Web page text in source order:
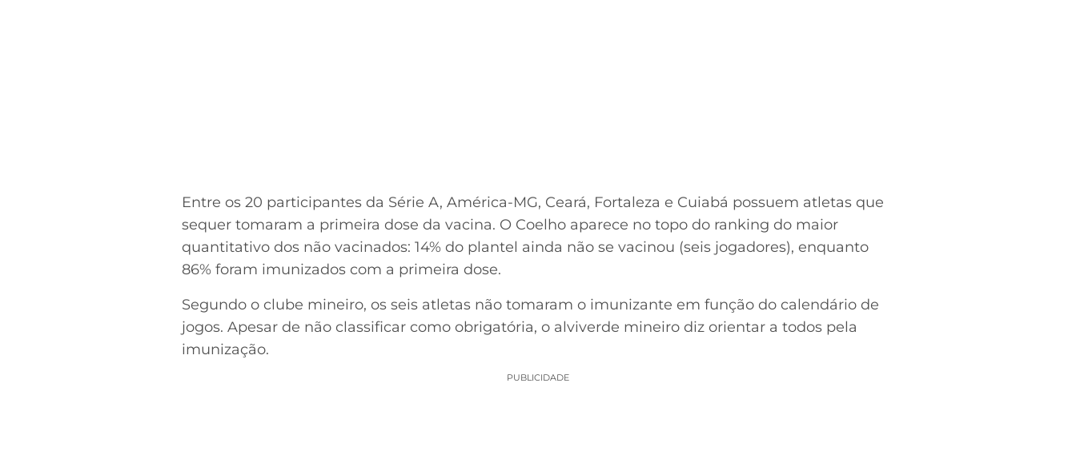
Entre os 20 participantes da Série A, América-MG, Ceará, Fortaleza e Cuiabá possuem atletas que
sequer tomaram a primeira dose da vacina. O Coelho aparece no topo do ranking do maior
quantitativo dos não vacinados: 14% do plantel ainda não se vacinou (seis jogadores), enquanto
86% foram imunizados com a primeira dose.
Segundo o clube mineiro, os seis atletas não tomaram o imunizante em função do calendário de
jogos. Apesar de não classificar como obrigatória, o alviverde mineiro diz orientar a todos pela
imunização.
PUBLICIDADE